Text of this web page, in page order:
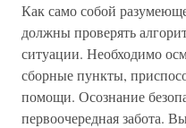
Как само собой
должны проверять
ситуации. Необходимо
сборные пункты,
помощи. Осознание
первоочередная забота.